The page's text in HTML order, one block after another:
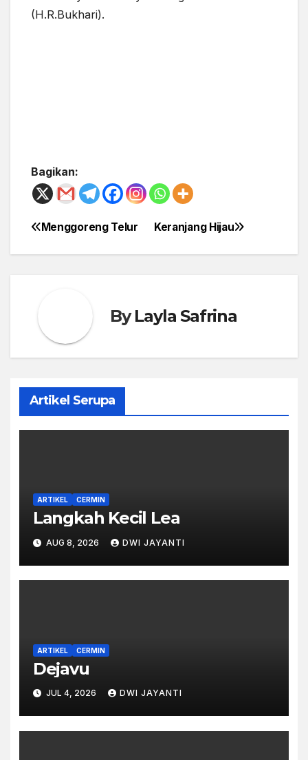
(H.R.Bukhari).
Bagikan:
Post
navigation
Keranjang Hijau
Menggoreng Telur
ByLayla Safrina
Artikel Serupa
ARTIKEL CERMIN
Langkah Kecil Lea
AUG 8, 2026 DWI JAYANTI
ARTIKEL CERMIN
Dejavu
JUL 4, 2026 DWI JAYANTI